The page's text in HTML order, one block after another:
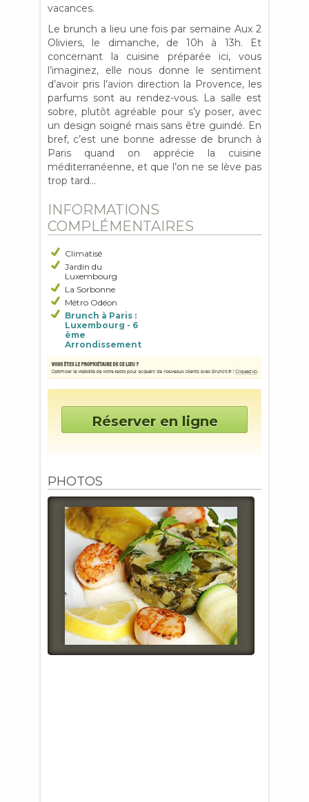
vacances.
Le brunch a lieu une fois par semaine Aux 2
Oliviers, le dimanche, de 10h à 13h. Et
concernant la cuisine préparée ici, vous
l’imaginez, elle nous donne le sentiment
d’avoir pris l’avion direction la Provence, les
parfums sont au rendez-vous. La salle est
sobre, plutôt agréable pour s’y poser, avec
un design soigné mais sans être guindé. En
bref, c’est une bonne adresse de brunch à
Paris quand on apprécie la cuisine
méditerranéenne, et que l’on ne se lève pas
trop tard…
INFORMATIONS
COMPLÉMENTAIRES
Climatisé
Jardin du
Luxembourg
La Sorbonne
Métro Odéon
Brunch à Paris :
Luxembourg - 6
ème
Arrondissement
Réserver en ligne
PHOTOS